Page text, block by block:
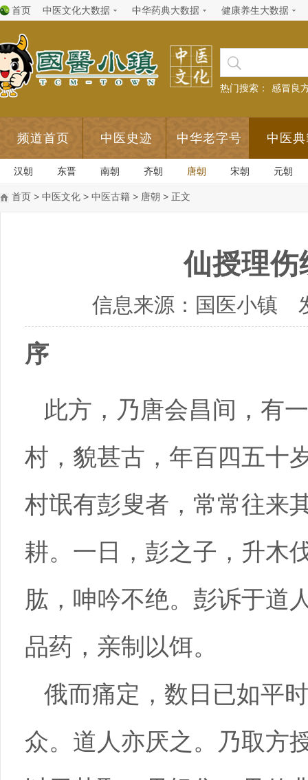
首页 中医文化大数据 中华药典大数据 健康养生大数据
热门搜索： 感冒良
频道首页 中医史迹 中华老字号 中医
汉朝 东晋 南朝 齐朝 唐朝 宋朝 元朝
首页 > 中医文化 > 中医古籍 > 唐朝 > 正文
仙授理伤
信息来源：国医小镇
序
此方，乃唐会昌间，有
村，貌甚古，年百四五十
村氓有彭叟者，常常往来
耕。一日，彭之子，升木
肱，呻吟不绝。彭诉于道
品药，亲制以饵。
俄而痛定，数日已如平
众。道人亦厌之。乃取方